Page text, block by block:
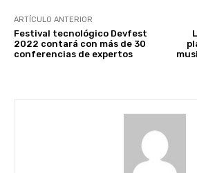
ARTÍCULO ANTERIOR
Festival tecnológico Devfest
2022 contará con más de 30
conferencias de expertos